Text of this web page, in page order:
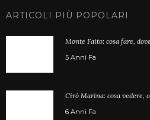
ARTICOLI PIÙ POPOLARI
Monte Faito: cosa fare,
5 Anni Fa
Cirò Marina: cosa vedere,
6 Anni Fa